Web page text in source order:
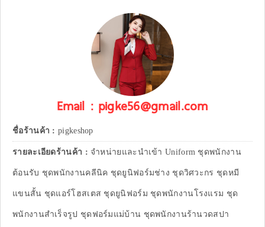
Email : pigke56@gmail.com
ชื่อร้านค้า : pigkeshop
รายละเอียดร้านค้า : จำหน่ายและนำเข้า Uniform ชุดพนักงาน
ต้อนรับ ชุดพนักงานคลีนิค ชุดยูนิฟอร์มช่าง ชุดวิศวะกร ชุดหมี
แขนสั้น ชุดแอร์โฮสเตส ชุดยูนิฟอร์ม ชุดพนักงานโรงแรม ชุด
พนักงานสำเร็จรูป ชุดฟอร์มแม่บ้าน ชุดพนักงานร้านวดสปา